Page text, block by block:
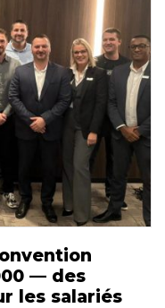
— des
les salariés